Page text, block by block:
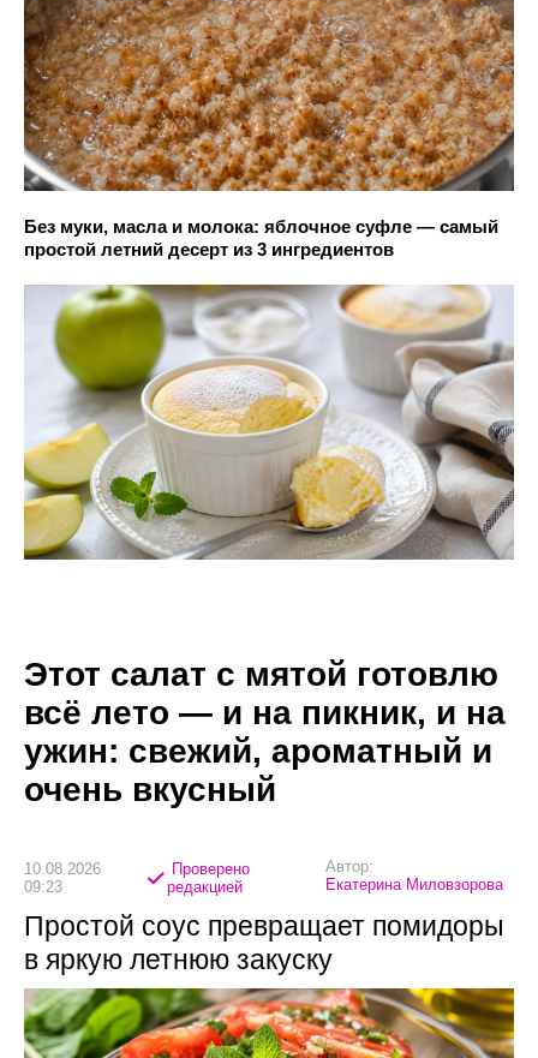
Без муки, масла и молока: яблочное суфле — самый
простой летний десерт из 3 ингредиентов
Этот салат с мятой готовлю
всё лето — и на пикник, и на
ужин: свежий, ароматный и
очень вкусный
10.08.2026
09:23
Проверено
редакцией
Автор:
Екатерина Миловзорова
Простой соус превращает помидоры
в яркую летнюю закуску